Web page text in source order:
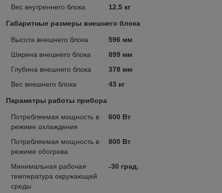
Вес внутреннего блока 12.5 кг
Габаритные размеры внешнего блока
Высота внешнего блока
596 мм
Ширина внешнего блока
899 мм
Глубина внешнего блока
378 мм
Вес внешнего блока
43 кг
Параметры работы прибора
Потребляемая мощность в
режиме охлаждения
600 Вт
Потребляемая мощность в
режиме обогрева
800 Вт
Минимальная рабочая
температура окружающей
среды
-30 град.